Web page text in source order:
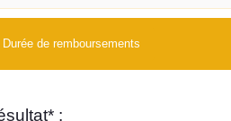
Durée de remboursements